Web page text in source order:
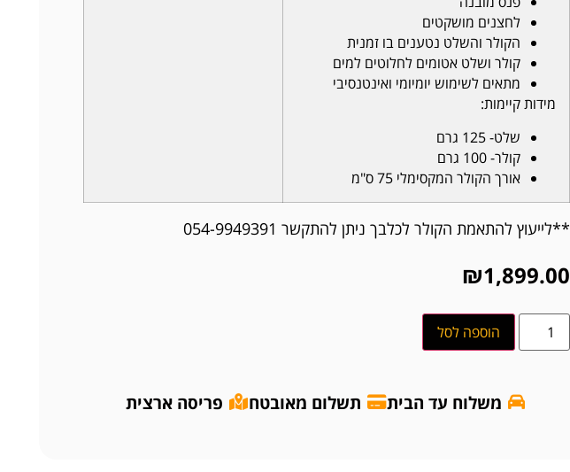
לחצנים מושקטים
הקולר והשלט נטענים בו זמנית
קולר ושלט אטומים לחלוטים למים
מתאים לשימוש יומיומי ואינטנסיבי
מידות קיימות:
שלט- 125 גרם
קולר- 100 גרם
אורך הקולר המקסימלי 75 ס"מ
**לייעוץ להתאמת הקולר לכלבך ניתן להתקשר 054-9949391
₪1,899.00
הוספה לסל
משלוח עד הבית תשלום מאובטח פריסה ארצית